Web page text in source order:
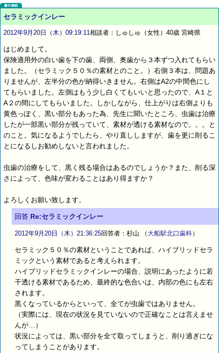
セラミックインレー
2012年9月20日（木）09:19:11相談者：しゅしゅ（女性）40歳 宮崎県
はじめまして。
保険適用外の白い歯を下の歯、両側、奥歯から３本ずつ入れてもらい
ました。（セラミック５０％の素材とのこと。）右側３本は、問題あ
りませんが、左半分の色が納得いきません。右側はA2の中間色にし
てもらいました。左側はもう少し白くてもいいと思ったので、A１と
A２の間にしてもらいました。しかしながら、仕上がりは右側よりも
黄色っぽく、黒い部分もあった為、先生に聞いたところ、虫歯は治療
したが一部黒い部分が残っていて、素材が透ける素材なので。。。と
のこと。気になるようでしたら、やり直ししますが、歯を更に削るこ
とになるしお勧めしないと言われました。
虫歯の治療をして、黒く残る場合はあるのでしょうか？また、削る深
さによって、色味が変わることはあり得ますか？
よろしくお願い致します。
回答 Re:セラミックインレー
2012年9月20日（木）21:36:25回答者：杉山 （ 大船駅北口歯科）
セラミック５０％の素材ということであれば、ハイブリッドセラ
ミックという素材であると考えられます。
ハイブリッドセラミックインレーの場合、説明にあったように若
干透ける素材であるため、最終的な色合いは、内部の色にも左右
されます。
黒くなっているからといって、全てが虫歯ではありません。
（実際には、現在の状況を見ていないので正確なことは言えませ
んが…）
状況によっては、黒い部分を全て取ってしまうと、削り過ぎにな
ってしまうことがあります。